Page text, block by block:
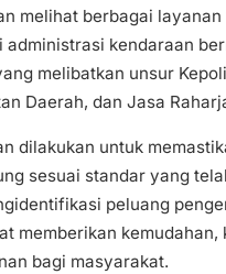
melihat berbagai
administrasi kendaraan
melibatkan unsur
Daerah, dan Jasa
dilakukan untuk
sesuai standar yang
peluang
memberikan kemudahan,
bagi masyarakat.